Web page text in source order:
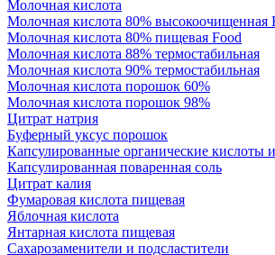
Молочная кислота
Молочная кислота 80% высокоочищенная
Молочная кислота 80% пищевая Food
Молочная кислота 88% термостабильная
Молочная кислота 90% термостабильная
Молочная кислота порошок 60%
Молочная кислота порошок 98%
Цитрат натрия
Буферный уксус порошок
Капсулированные органические кислоты
Капсулированная поваренная соль
Цитрат калия
Фумаровая кислота пищевая
Яблочная кислота
Янтарная кислота пищевая
Сахарозаменители и подсластители